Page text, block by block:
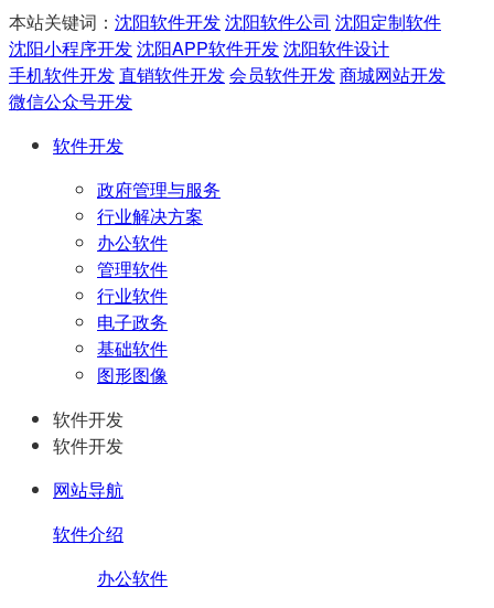
本站关键词： 沈阳软件开发沈阳软件公司 沈阳定制软件
沈阳小程序开发沈阳APP软件开发沈阳软件设计
手机软件开发直销软件开发会员软件开发商城网站开发
微信公众号开发
软件开发
政府管理与服务
行业解决方案
办公软件
管理软件
行业软件
电子政务
基础软件
图形图像
软件开发
软件开发
网站导航
软件介绍
办公软件